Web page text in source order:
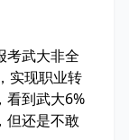
考武大非全
实现职业转
看到武大6%
但还是不敢